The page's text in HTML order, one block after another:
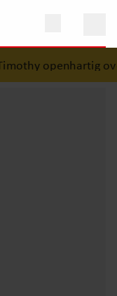
openhartig